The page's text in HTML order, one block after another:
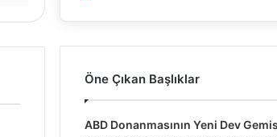
Öne Çıkan Başlıklar
ABD Donanmasının Yeni Dev